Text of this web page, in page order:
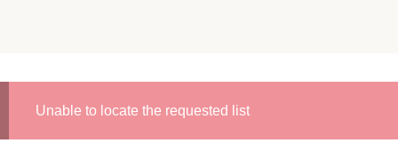
Unable to locate the requested list